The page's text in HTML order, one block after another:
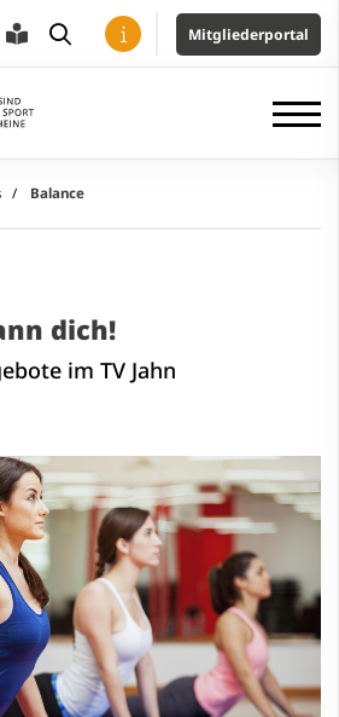
Mitgliederportal
Balance
dich!
im TV Jahn